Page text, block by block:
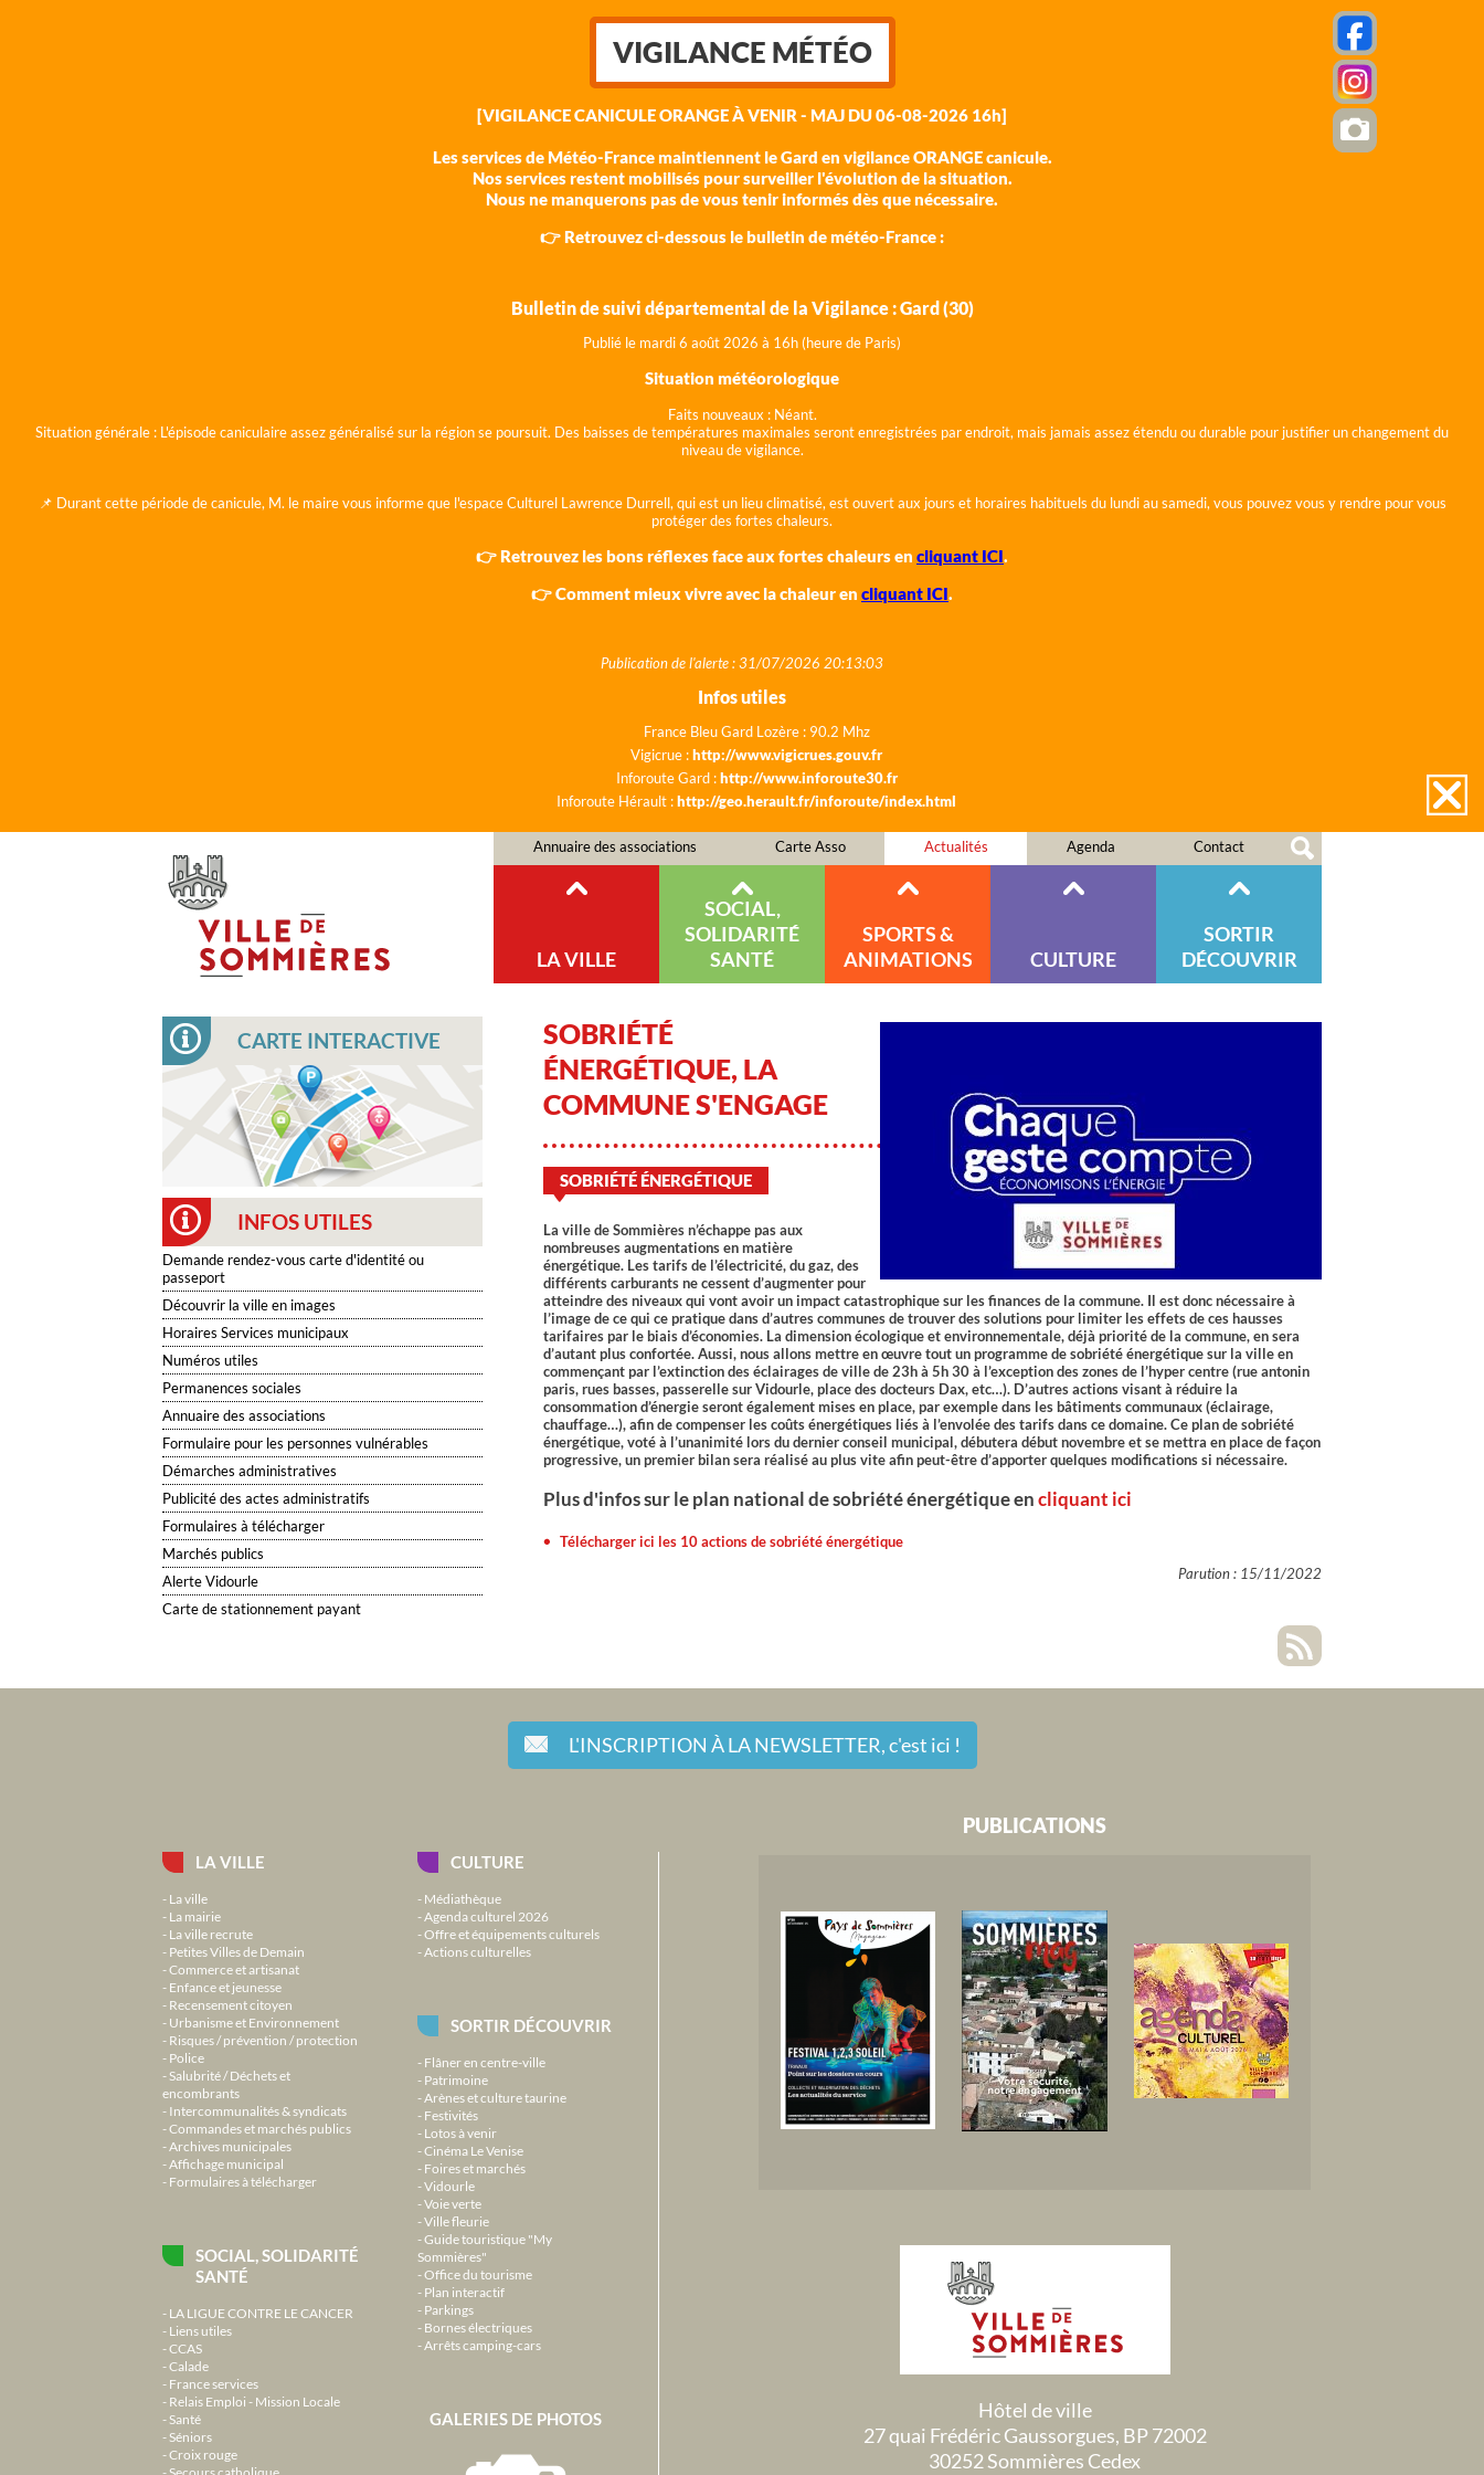
VIGILANCE MÉTÉO
[VIGILANCE CANICULE ORANGE À VENIR - MAJ DU 06-08-2026 16h]
Les services de Météo-France maintiennent le Gard en vigilance ORANGE canicule.
Nos services restent mobilisés pour surveiller l'évolution de la situation.
Nous ne manquerons pas de vous tenir informés dès que nécessaire.
👉 Retrouvez ci-dessous le bulletin de météo-France :
Bulletin de suivi départemental de la Vigilance : Gard (30)
Publié le mardi 6 août 2026 à 16h (heure de Paris)
Situation météorologique
Faits nouveaux : Néant.
Situation générale : L'épisode caniculaire assez généralisé sur la région se poursuit. Des baisses de températures maximales seront enregistrées par endroit, mais jamais assez étendu ou durable pour justifier un changement du
niveau de vigilance.
📌 Durant cette période de canicule, M. le maire vous informe que l'espace Culturel Lawrence Durrell, qui est un lieu climatisé, est ouvert aux jours et horaires habituels du lundi au samedi, vous pouvez vous y rendre pour vous
protéger des fortes chaleurs.
👉 Retrouvez les bons réflexes face aux fortes chaleurs en cliquant ICI.
👉 Comment mieux vivre avec la chaleur en cliquant ICI.
Publication de l'alerte : 31/07/2026 20:13:03
Infos utiles
France Bleu Gard Lozère : 90.2 Mhz
Vigicrue :http://www.vigicrues.gouv.fr
Inforoute Gard :http://www.inforoute30.fr
Inforoute Hérault :http://geo.herault.fr/inforoute/index.html
Annuaire des associations Carte Asso Actualités Agenda Contact
LA VILLE
SOCIAL,
SOLIDARITÉ
SANTÉ
SPORTS &
ANIMATIONS
CULTURE
SORTIR
DÉCOUVRIR
CARTE INTERACTIVE
INFOS UTILES
Demande rendez-vous carte d'identité ou
passeport
Découvrir la ville en images
Horaires Services municipaux
Numéros utiles
Permanences sociales
Annuaire des associations
Formulaire pour les personnes vulnérables
Démarches administratives
Publicité des actes administratifs
Formulaires à télécharger
Marchés publics
Alerte Vidourle
Carte de stationnement payant
SOBRIÉTÉ
ÉNERGÉTIQUE, LA
COMMUNE S'ENGAGE
SOBRIÉTÉ ÉNERGÉTIQUE
La ville de Sommières n’échappe pas aux
nombreuses augmentations en matière
énergétique. Les tarifs de l’électricité, du gaz, des
différents carburants ne cessent d’augmenter pour
atteindre des niveaux qui vont avoir un impact catastrophique sur les finances de la commune. Il est donc nécessaire à
l’image de ce qui ce pratique dans d’autres communes de trouver des solutions pour limiter les effets de ces hausses
tarifaires par le biais d’économies. La dimension écologique et environnementale, déjà priorité de la commune, en sera
d’autant plus confortée. Aussi, nous allons mettre en œuvre tout un programme de sobriété énergétique sur la ville en
commençant par l’extinction des éclairages de ville de 23h à 5h 30 à l’exception des zones de l’hyper centre (rue antonin
paris, rues basses, passerelle sur Vidourle, place des docteurs Dax, etc…). D’autres actions visant à réduire la
consommation d’énergie seront également mises en place, par exemple dans les bâtiments communaux (éclairage,
chauffage…), afin de compenser les coûts énergétiques liés à l’envolée des tarifs dans ce domaine. Ce plan de sobriété
énergétique, voté à l’unanimité lors du dernier conseil municipal, débutera début novembre et se mettra en place de façon
progressive, un premier bilan sera réalisé au plus vite afin peut-être d’apporter quelques modifications si nécessaire.
Plus d'infos sur le plan national de sobriété énergétique encliquant ici
Télécharger ici les 10 actions de sobriété énergétique
Parution : 15/11/2022
L'INSCRIPTION À LA NEWSLETTER,c'est ici !
LA VILLE
La ville
La mairie
La ville recrute
Petites Villes de Demain
Commerce et artisanat
Enfance et jeunesse
Recensement citoyen
Urbanisme et Environnement
Risques / prévention / protection
Police
Salubrité / Déchets et
encombrants
Intercommunalités & syndicats
Commandes et marchés publics
Archives municipales
Affichage municipal
Formulaires à télécharger
SOCIAL, SOLIDARITÉ
SANTÉ
LA LIGUE CONTRE LE CANCER
Liens utiles
CCAS
Calade
France services
Relais Emploi - Mission Locale
Santé
Séniors
Croix rouge
Secours catholique
CULTURE
Médiathèque
Agenda culturel 2026
Offre et équipements culturels
Actions culturelles
SORTIR DÉCOUVRIR
Flâner en centre-ville
Patrimoine
Arènes et culture taurine
Festivités
Lotos à venir
Cinéma Le Venise
Foires et marchés
Vidourle
Voie verte
Ville fleurie
Guide touristique "My
Sommières"
Office du tourisme
Plan interactif
Parkings
Bornes électriques
Arrêts camping-cars
GALERIES DE PHOTOS
PUBLICATIONS
Hôtel de ville
27 quai Frédéric Gaussorgues, BP 72002
30252 Sommières Cedex